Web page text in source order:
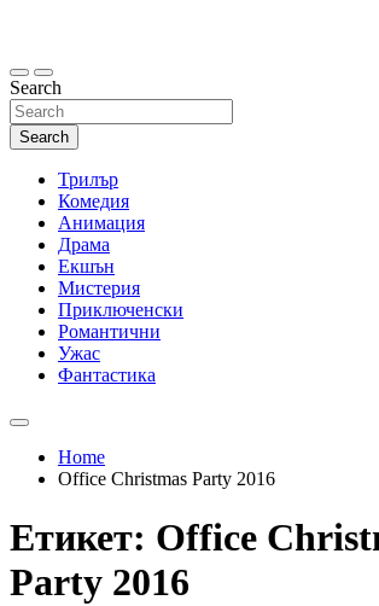
Search
Search
Трилър
Комедия
Анимация
Драма
Екшън
Мистерия
Приключенски
Романтични
Ужас
Фантастика
Home
Office Christmas Party 2016
Етикет: Office
Party 2016